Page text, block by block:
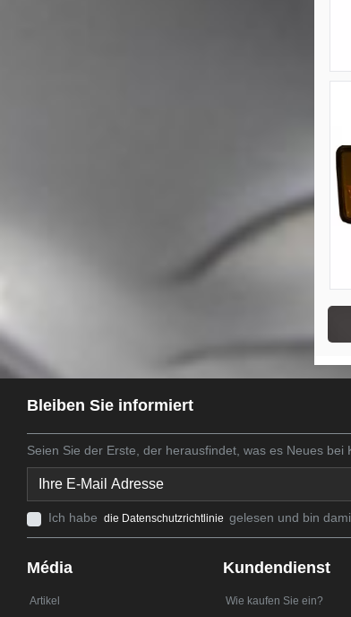
Bleiben Sie informiert
Seien Sie der Erste, der herausfindet, was es Neues bei
Ich habe die Datenschutzrichtlinie gelesen und bin
Média
Artikel
Kundendienst
Wie kaufen Sie ein?